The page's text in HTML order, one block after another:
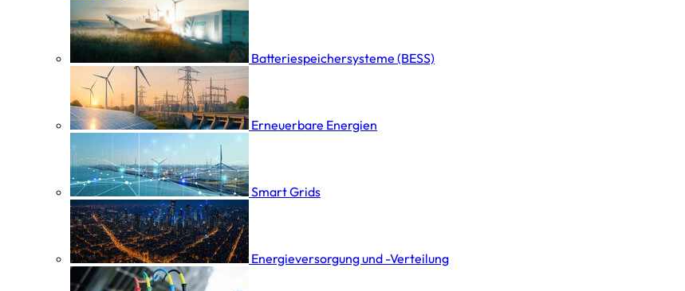
Batterie­speicher­systeme (BESS)
Erneuerbare Energien
Smart Grids
Energieversorgung und -Verteilung